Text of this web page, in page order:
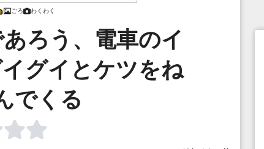
ごろ わくわく
ろう、電車のイ
グイとケツをね
でくる